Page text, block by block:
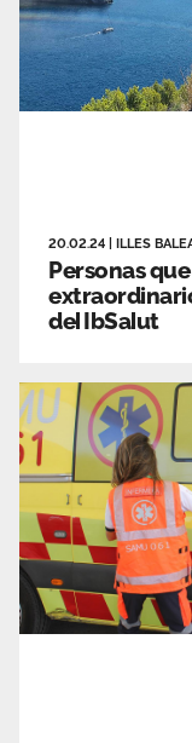
20.02.24 ILLES
Personas
del IbSalut